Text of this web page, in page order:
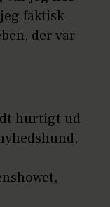
faktisk
der var
hurtigt ud